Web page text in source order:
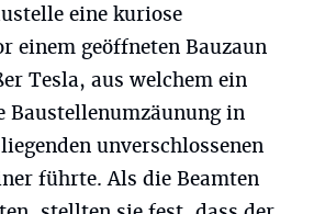
eine kuriose
einem geöffneten Bauzaun
Tesla, aus welchem ein
Baustellenumzäunung in
unverschlossenen
führte. Als die Beamten